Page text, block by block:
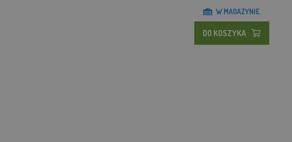
W MAGAZYNIE
DO KOSZYKA